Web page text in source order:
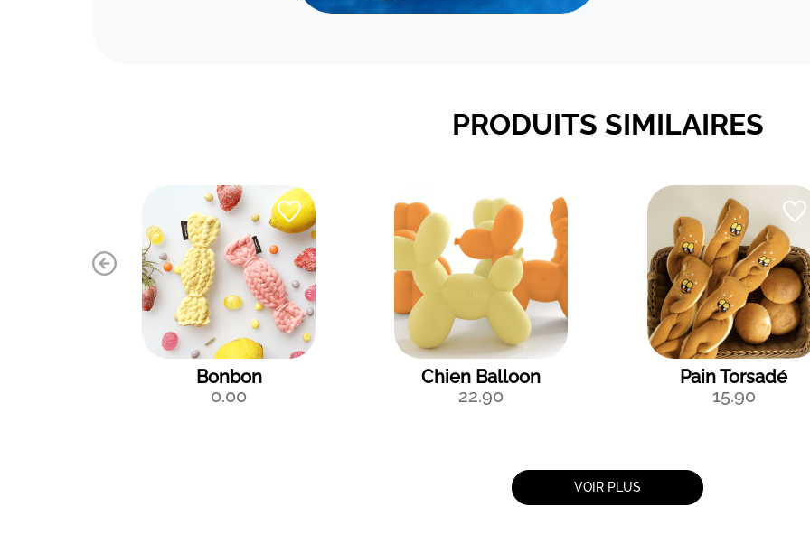
PRODUITS SIMILAIRES
Bonbon
0.00
Chien Balloon
22.90
Pain Torsadé
15.90
VOIR PLUS